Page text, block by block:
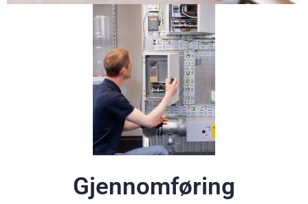
Gjennomføring